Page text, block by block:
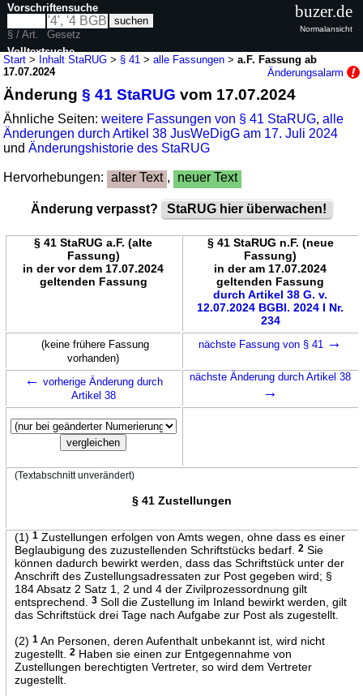
Start > Inhalt StaRUG > § 41 >alle Fassungen >a.F. Fassung ab
17.07.2024
Änderungsalarm
Änderung§ 41 StaRUG vom 17.07.2024
Ähnliche Seiten:weitere Fassungen von § 41 StaRUG,alle
Änderungen durch Artikel 38 JusWeDigG am 17. Juli 2024
undÄnderungshistorie des StaRUG
Hervorhebungen: alter Text , neuer Text
Änderung verpasst? StaRUG hier überwachen!
§ 41 StaRUG a.F. (alte
Fassung)
in der vor dem 17.07.2024
geltenden Fassung
§ 41 StaRUG n.F. (neue
Fassung)
in der am 17.07.2024
geltenden Fassung
durch Artikel 38 G. v.
12.07.2024 BGBl. 2024 I Nr.
234
(keine frühere Fassung
vorhanden)
nächste Fassung von § 41 →
← vorherige Änderung durch
Artikel 38
nächste Änderung durch Artikel 38
→
(Textabschnitt unverändert)
§ 41 Zustellungen
(1) 1Zustellungen erfolgen von Amts wegen, ohne dass es einer
Beglaubigung des zuzustellenden Schriftstücks bedarf.
2Sie
können dadurch bewirkt werden, dass das Schriftstück unter der
Anschrift des Zustellungsadressaten zur Post gegeben wird; §
184 Absatz 2 Satz 1, 2 und 4 der Zivilprozessordnung gilt
entsprechend.
3Soll die Zustellung im Inland bewirkt werden, gilt
das Schriftstück drei Tage nach Aufgabe zur Post als zugestellt.
(2) 1An Personen, deren Aufenthalt unbekannt ist, wird nicht
zugestellt.
2Haben sie einen zur Entgegennahme von
Zustellungen berechtigten Vertreter, so wird dem Vertreter
zugestellt.
Vorschriftensuche
§ / Art.
Gesetz
Volltextsuche
buzer.de
Normalansicht